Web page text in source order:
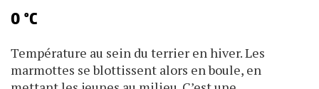
0 °C
Température au sein du terrier en hiver. Les
marmottes se blottissent alors en boule, en